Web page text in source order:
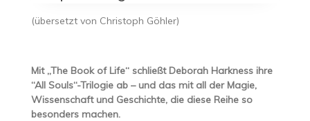
(übersetzt von Christoph Göhler)
Mit „The Book of Life“ schließt Deborah Harkness ihre
“All Souls“-Trilogie ab – und das mit all der Magie,
Wissenschaft und Geschichte, die diese Reihe so
besonders machen.